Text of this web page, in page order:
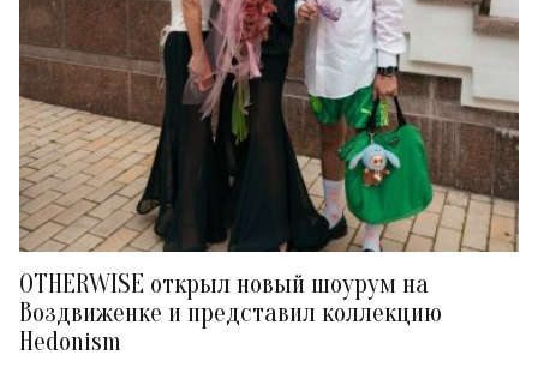
OTHERWISE открыл новый шоурум на
Воздвиженке и представил коллекцию
Hedonism